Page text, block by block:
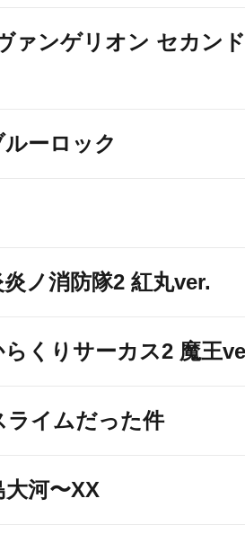
ァンゲリオン セカン
ーロック
ノ消防隊2 紅丸ver.
くりサーカス2 魔王
ライムだった件
大河〜XX